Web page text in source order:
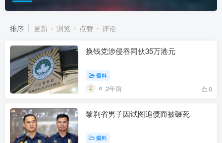
排序 更新 浏览 点赞 评论
换钱党涉侵吞同伙35万港元
爆料
2年前 0
黎刹省男子因试图追债而被碾死
爆料